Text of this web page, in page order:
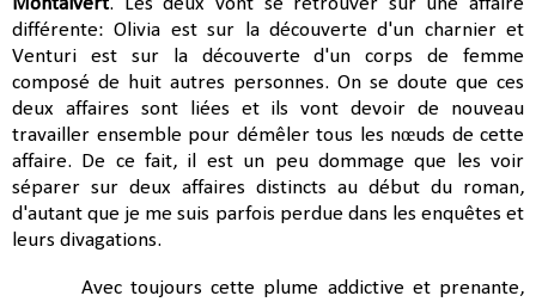
Montalvert. Les deux vont se retrouver sur une affaire
différente: Olivia est sur la découverte d'un charnier et
Venturi est sur la découverte d'un corps de femme
composé de huit autres personnes. On se doute que ces
deux affaires sont liées et ils vont devoir de nouveau
travailler ensemble pour démêler tous les nœuds de cette
affaire. De ce fait, il est un peu dommage que les voir
séparer sur deux affaires distincts au début du roman,
d'autant que je me suis parfois perdue dans les enquêtes et
leurs divagations.
Avec toujours cette plume addictive et prenante,